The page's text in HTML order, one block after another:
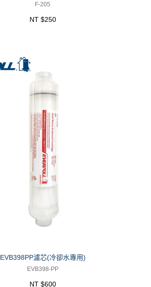
F-205
NT $250
EVB398PP濾芯(冷卻水專用)
EVB398-PP
NT $600